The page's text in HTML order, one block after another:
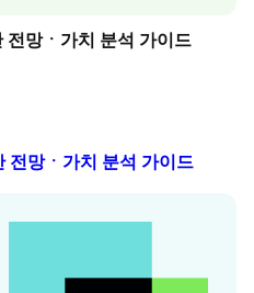
전망ㆍ가치 분석 가이드
전망ㆍ가치 분석 가이드